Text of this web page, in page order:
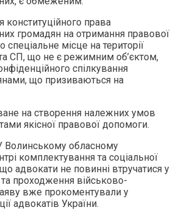
права
громадян на отримання правової
місце на території
СП, що не є режимним об’єктом,
спілкування
що призиваються на
на створення належних умов
якісної правової допомоги.
Волинському обласному
комплектування та соціальної
адвокати не повинні втручатися у
та проходження військово-
вже прокоментували у
адвокатів України.